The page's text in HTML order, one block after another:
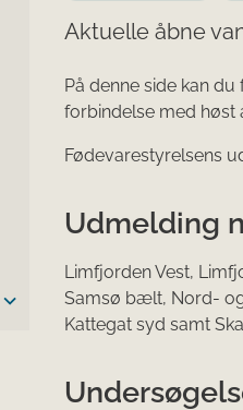
Aktuelle åbne
På denne side kan
forbindelse med
Fødevarestyrelsens
Udmelding
Limfjorden Vest,
Samsø bælt, Nord-
Kattegat syd samt